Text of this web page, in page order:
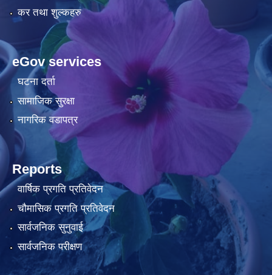
कर तथा शुल्कहरु
eGov services
घटना दर्ता
सामाजिक सुरक्षा
नागरिक वडापत्र
Reports
वार्षिक प्रगति प्रतिवेदन
चौमासिक प्रगति प्रतिवेदन
सार्वजनिक सुनुवाई
सार्वजनिक परीक्षण